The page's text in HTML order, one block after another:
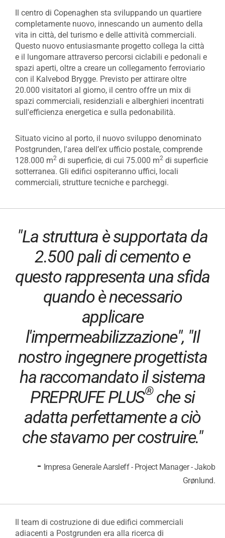
Il centro di Copenaghen sta sviluppando un quartiere
completamente nuovo, innescando un aumento della
vita in città, del turismo e delle attività commerciali.
Questo nuovo entusiasmante progetto collega la città
e il lungomare attraverso percorsi ciclabili e pedonali e
spazi aperti, oltre a creare un collegamento ferroviario
con il Kalvebod Brygge. Previsto per attirare oltre
20.000 visitatori al giorno, il centro offre un mix di
spazi commerciali, residenziali e alberghieri incentrati
sull'efficienza energetica e sulla pedonabilità.
Situato vicino al porto, il nuovo sviluppo denominato
Postgrunden, l'area dell’ex ufficio postale, comprende
128.000 m2 di superficie, di cui 75.000 m2 di superficie
sotterranea. Gli edifici ospiteranno uffici, locali
commerciali, strutture tecniche e parcheggi.
"La struttura è supportata da
2.500 pali di cemento e
questo rappresenta una sfida
quando è necessario
applicare
l'impermeabilizzazione", "Il
nostro ingegnere progettista
ha raccomandato il sistema
PREPRUFE PLUS®che si
adatta perfettamente a ciò
che stavamo per costruire."
- Impresa Generale Aarsleff - Project Manager - Jakob
Grønlund.
Il team di costruzione di due edifici commerciali
adiacenti a Postgrunden era alla ricerca di